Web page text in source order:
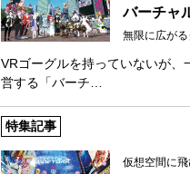
バーチャ
無限に広が
VRゴーグルを持っていないが
営する「バーチ…
特集記事
仮想空間に